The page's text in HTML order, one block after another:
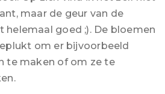
maar de geur van de
goed ;). De bloemen
om er bijvoorbeeld
te maken of om ze te